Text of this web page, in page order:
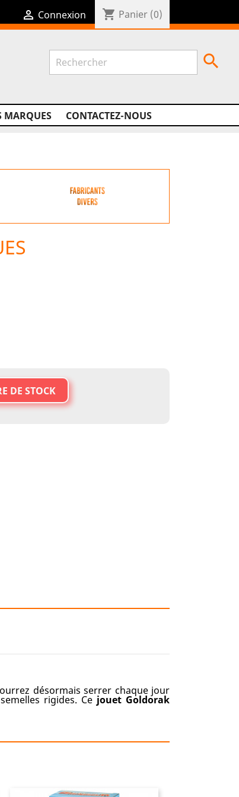
 Connexion shopping_cart Panier (0)
MARQUES CONTACTEZ-NOUS

DE STOCK
désormais serrer chaque jour
rigides. Ce jouet Goldorak